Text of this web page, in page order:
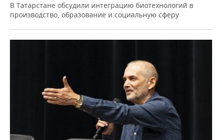
В Татарстане обсудили интеграцию биотехнологий в
производство, образование и социальную сферу